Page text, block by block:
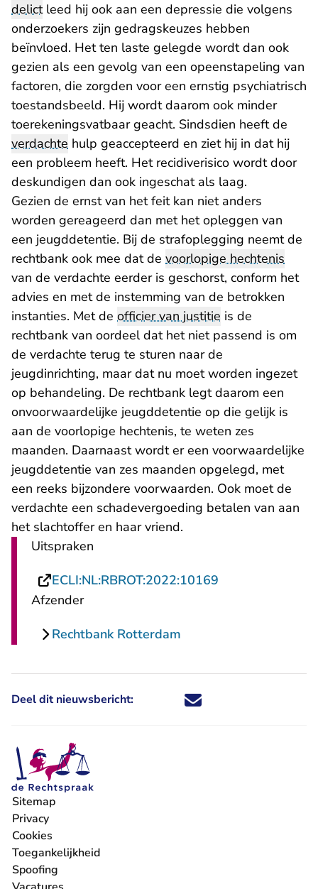
delictleed hij ook aan een depressie die volgens
onderzoekers zijn gedragskeuzes hebben
beïnvloed. Het ten laste gelegde wordt dan ook
gezien als een gevolg van een opeenstapeling van
factoren, die zorgden voor een ernstig psychiatrisch
toestandsbeeld. Hij wordt daarom ook minder
toerekeningsvatbaar geacht. Sindsdien heeft de
verdachte hulp geaccepteerd en ziet hij in dat hij
een probleem heeft. Het recidiverisico wordt door
deskundigen dan ook ingeschat als laag.
Gezien de ernst van het feit kan niet anders
worden gereageerd dan met het opleggen van
een jeugddetentie. Bij de strafoplegging neemt de
rechtbank ook mee dat de voorlopige hechtenis
van de verdachte eerder is geschorst, conform het
advies en met de instemming van de betrokken
instanties. Met de officier van justitie is de
rechtbank van oordeel dat het niet passend is om
de verdachte terug te sturen naar de
jeugdinrichting, maar dat nu moet worden ingezet
op behandeling. De rechtbank legt daarom een
onvoorwaardelijke jeugddetentie op die gelijk is
aan de voorlopige hechtenis, te weten zes
maanden. Daarnaast wordt er een voorwaardelijke
jeugddetentie van zes maanden opgelegd, met
een reeks bijzondere voorwaarden. Ook moet de
verdachte een schadevergoeding betalen van aan
het slachtoffer en haar vriend.
Uitspraken
ECLI:NL:RBROT:2022:10169
Afzender
Rechtbank Rotterdam
Deel dit nieuwsbericht: Deel dit nieuwsbericht via X -
Deel dit nieuwsbericht via
Deel dit nieuwsbericht
Deel dit
Sitemap
Privacy
Cookies
Toegankelijkheid
Spoofing